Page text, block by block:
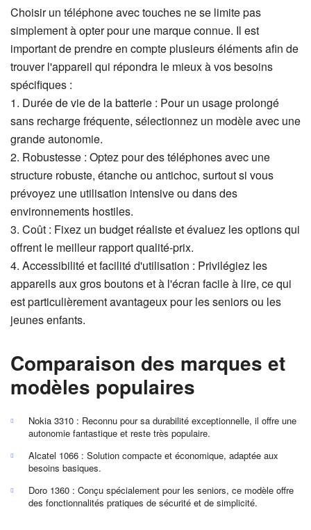
Choisir un téléphone avec touches ne se limite pas
simplement à opter pour une marque connue. Il est
important de prendre en compte plusieurs éléments afin de
trouver l'appareil qui répondra le mieux à vos besoins
spécifiques :
1. Durée de vie de la batterie : Pour un usage prolongé
sans recharge fréquente, sélectionnez un modèle avec une
grande autonomie.
2. Robustesse : Optez pour des téléphones avec une
structure robuste, étanche ou antichoc, surtout si vous
prévoyez une utilisation intensive ou dans des
environnements hostiles.
3. Coût : Fixez un budget réaliste et évaluez les options qui
offrent le meilleur rapport qualité-prix.
4. Accessibilité et facilité d'utilisation : Privilégiez les
appareils aux gros boutons et à l'écran facile à lire, ce qui
est particulièrement avantageux pour les seniors ou les
jeunes enfants.
Comparaison des marques et
modèles populaires
Nokia 3310 : Reconnu pour sa durabilité exceptionnelle, il offre une
autonomie fantastique et reste très populaire.
Alcatel 1066 : Solution compacte et économique, adaptée aux
besoins basiques.
Doro 1360 : Conçu spécialement pour les seniors, ce modèle offre
des fonctionnalités pratiques de sécurité et de simplicité.